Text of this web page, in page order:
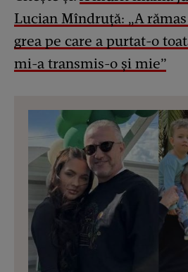
Lucian Mîndruță: „A
grea pe care a purtat-o
mi-a transmis-o și mie”